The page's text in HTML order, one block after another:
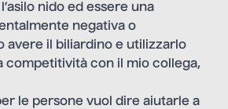
nido ed essere una
negativa o
avere il biliardino e utilizzarlo
competitività con il mio collega,
le persone vuol dire aiutarle a